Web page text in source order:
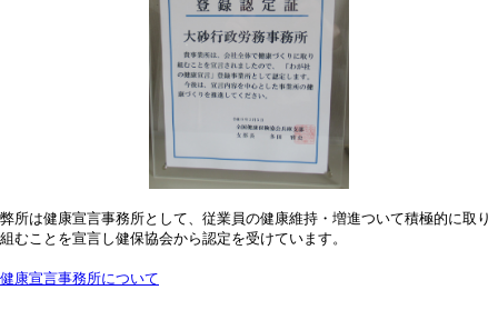
弊所は健康宣言事務所として、従業員の健康維持・増進ついて積極的に取り
組むことを宣言し健保協会から認定を受けています。
健康宣言事務所について